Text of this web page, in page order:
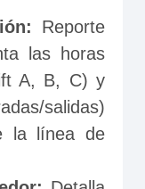
Reporte
las horas
A, B, C) y
salidas)
la línea de